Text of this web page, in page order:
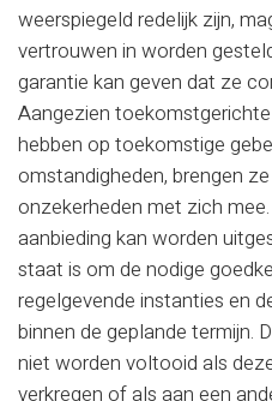
weerspiegeld redelijk zijn,
vertrouwen in worden
garantie kan geven dat ze
Aangezien
hebben op toekomstige
omstandigheden, brengen
onzekerheden met zich
aanbieding kan worden
staat is om de nodige
regelgevende instanties en
binnen de geplande termijn.
niet worden voltooid als
verkregen of als aan een